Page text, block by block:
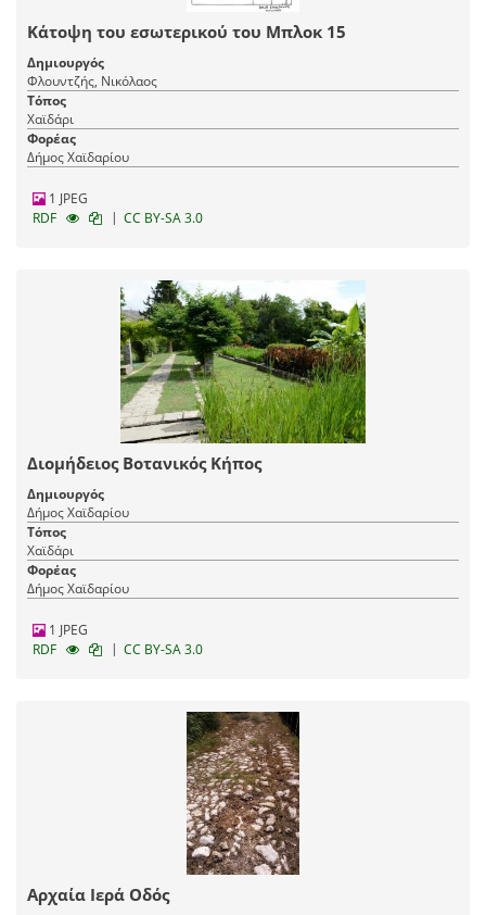
Κάτοψη του εσωτερικού του Μπλοκ 15
Δημιουργός
Φλουντζής, Νικόλαος
Τόπος
Χαϊδάρι
Φορέας
Δήμος Χαϊδαρίου
1 JPEG
RDF
| CC BY-SA 3.0
Διομήδειος Βοτανικός Κήπος
Δημιουργός
Δήμος Χαϊδαρίου
Τόπος
Χαϊδάρι
Φορέας
Δήμος Χαϊδαρίου
1 JPEG
RDF
| CC BY-SA 3.0
Αρχαία Ιερά Οδός